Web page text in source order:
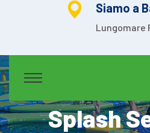
Siamo a
Lungomare
Splash